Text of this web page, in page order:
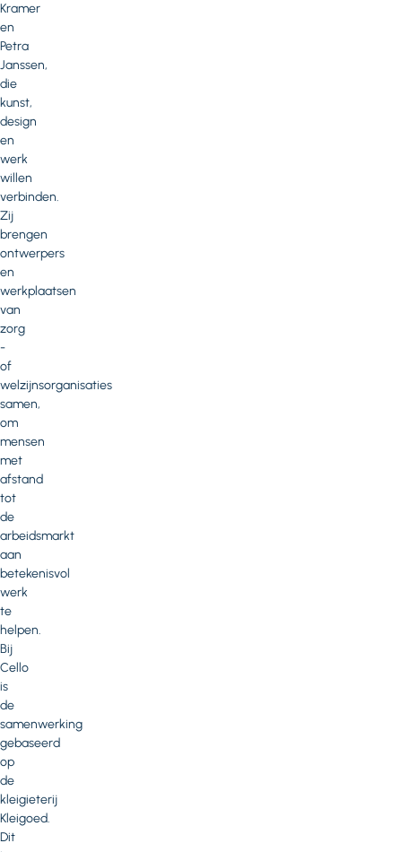
Kramer
en
Petra
Janssen,
die
kunst,
design
en
werk
willen
verbinden.
Zij
brengen
ontwerpers
en
werkplaatsen
van
zorg
-
of
welzijnsorganisaties
samen,
om
mensen
met
afstand
tot
de
arbeidsmarkt
aan
betekenisvol
werk
te
helpen.
Bij
Cello
is
de
samenwerking
gebaseerd
op
de
kleigieterij
Kleigoed.
Dit